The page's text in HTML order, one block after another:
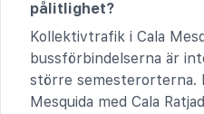
pålitlighet?
Kollektivtrafik i Cala
bussförbindelserna är
större semesterorterna.
Mesquida med Cala